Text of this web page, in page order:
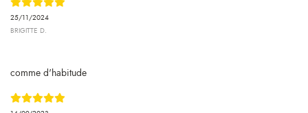
25/11/2024
BRIGITTE D.
comme d'habitude